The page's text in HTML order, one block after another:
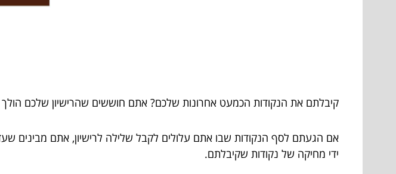
קיבלתם את הנקודות הכמעט אחרונות שלכם? אתם חוששים שהרישיון שלכם
אם הגעתם לסף הנקודות שבו אתם עלולים לקבל שלילה לרישיון, אתם מבינים
ידי מחיקה של נקודות שקיבלתם.